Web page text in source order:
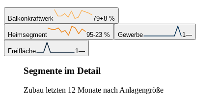
Balkonkraftwerk 79+8 %
Heimsegment 95-23 % Gewerbe 1—
Freifläche 1—
Segmente im Detail
Zubau letzten 12 Monate nach Anlagengröße